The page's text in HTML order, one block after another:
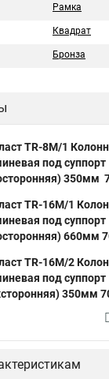
Рамка
Квадрат
Бронза
TR-8M/1
под суппорт
350мм
TR-16M/1
под суппорт
660мм
TR-16M/2
под суппорт
350мм